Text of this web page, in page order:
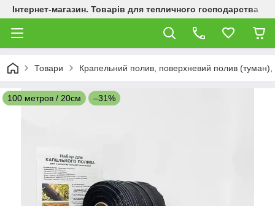
Інтернет-магазин. Товарів для тепличного господарства
Товари Крапельний полив, поверхневий полив (туман),
100 метров / 20см –31%